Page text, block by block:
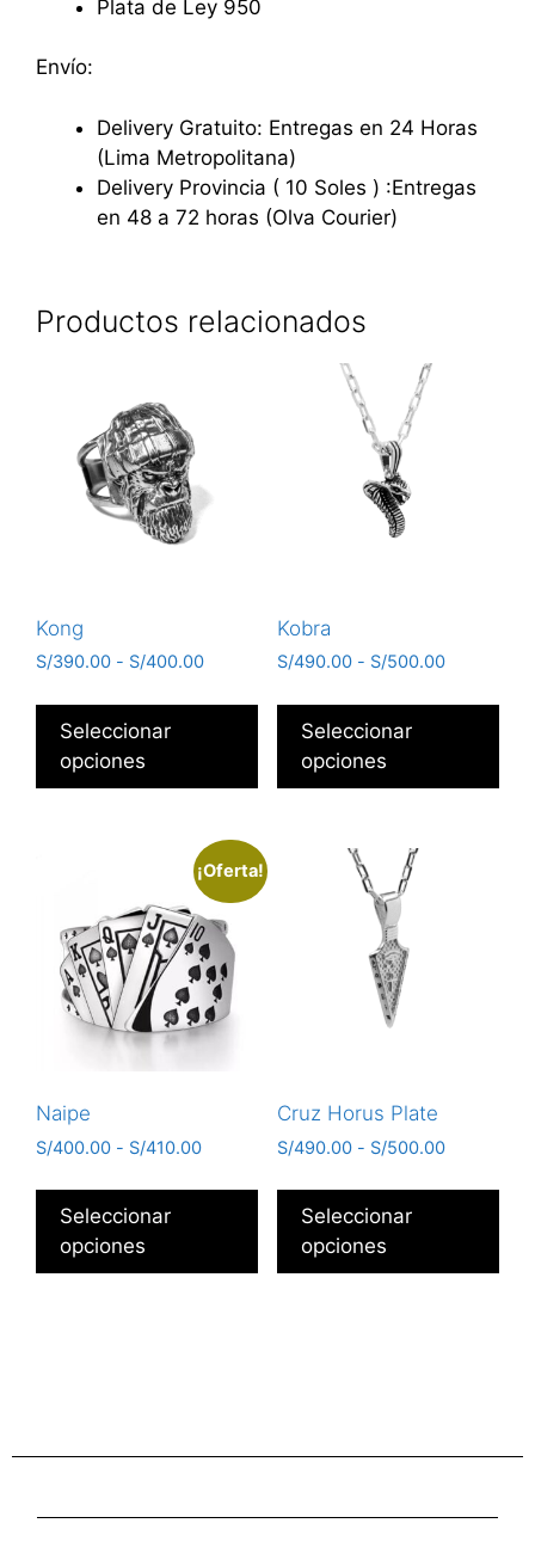
Plata de Ley 950
Envío:
Delivery Gratuito: Entregas en 24 Horas
(Lima Metropolitana)
Delivery Provincia ( 10 Soles ) :Entregas
en 48 a 72 horas (Olva Courier)
Productos relacionados
Kong
S/390.00 - S/400.00
Seleccionar
opciones
Kobra
S/490.00 - S/500.00
Seleccionar
opciones
¡Oferta!
Naipe
S/400.00 - S/410.00
Seleccionar
opciones
Cruz Horus Plate
S/490.00 - S/500.00
Seleccionar
opciones